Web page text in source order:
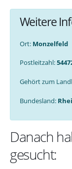
Weitere
Ort: Monzelfeld
Postleitzahl:
Gehört zum
Bundesland:
Danach
gesucht: